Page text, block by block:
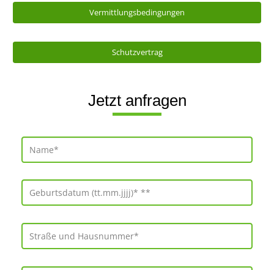
Vermittlungsbedingungen
Schutzvertrag
Jetzt anfragen